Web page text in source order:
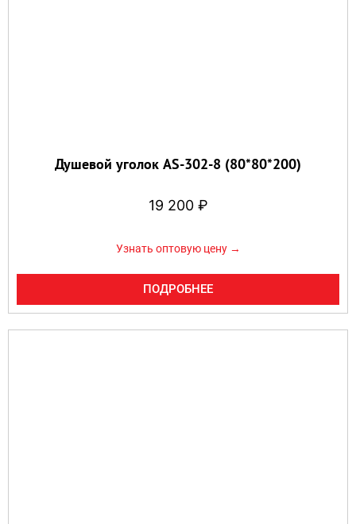
Душевой уголок AS-302-8 (80*80*200)
19 200 ₽
Узнать оптовую цену →
ПОДРОБНЕЕ